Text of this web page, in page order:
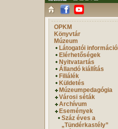
OPKM
Könyvtár
Múzeum
Látogatói
Elérhetőségek
Nyitvatartás
Állandó kiállítás
Filiálék
Küldetés
Múzeumpedagógia
Városi séták
Archívum
Események
Száz éves a
„Tündérkastély”